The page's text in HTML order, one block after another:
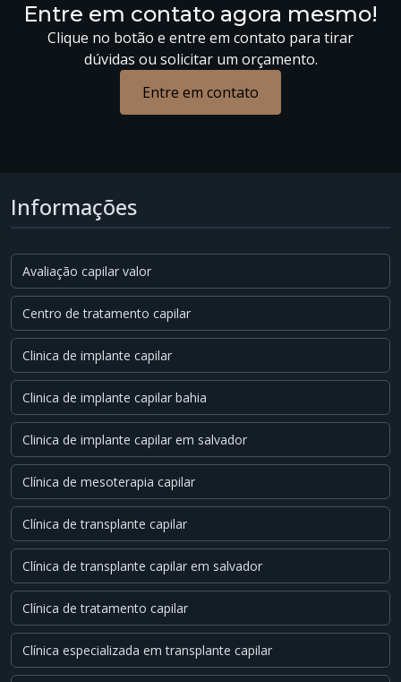
Entre em contato agora mesmo!
Clique no botão e entre em contato para tirar
dúvidas ou solicitar um orçamento.
Entre em contato
Informações
Avaliação capilar valor
Centro de tratamento capilar
Clinica de implante capilar
Clinica de implante capilar bahia
Clinica de implante capilar em salvador
Clínica de mesoterapia capilar
Clínica de transplante capilar
Clínica de transplante capilar em salvador
Clínica de tratamento capilar
Clínica especializada em transplante capilar